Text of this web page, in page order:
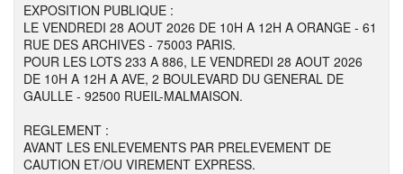
EXPOSITION PUBLIQUE :
LE VENDREDI 28 AOUT 2026 DE 10H A 12H A ORANGE - 61
RUE DES ARCHIVES - 75003 PARIS.
POUR LES LOTS 233 A 886, LE VENDREDI 28 AOUT 2026
DE 10H A 12H A AVE, 2 BOULEVARD DU GENERAL DE
GAULLE - 92500 RUEIL-MALMAISON.
REGLEMENT :
AVANT LES ENLEVEMENTS PAR PRELEVEMENT DE
CAUTION ET/OU VIREMENT EXPRESS.